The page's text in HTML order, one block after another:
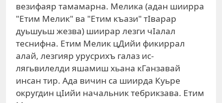
везифаяр тамамарна. Мелика (адан шиирра
"Етим Мелик" ва "Етим къази" тIварар
дуьшуьш жезва) шиирар лезги чIалал
теснифна. Етим Мелик цДийи фикиррал
алай, лезгияр урусрихъ галаз ис-
лягьвилелди яшамиш хьана кГанзавай
инсан тир. Ада вичин са шиирда Куьре
округдин цIийи начальник тебрикзава. Етим